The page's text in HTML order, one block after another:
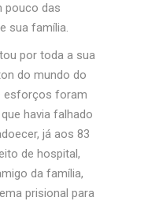
pouco das
sua família.
por toda a sua
do mundo do
esforços foram
havia falhado
já aos 83
de hospital,
da família,
prisional para